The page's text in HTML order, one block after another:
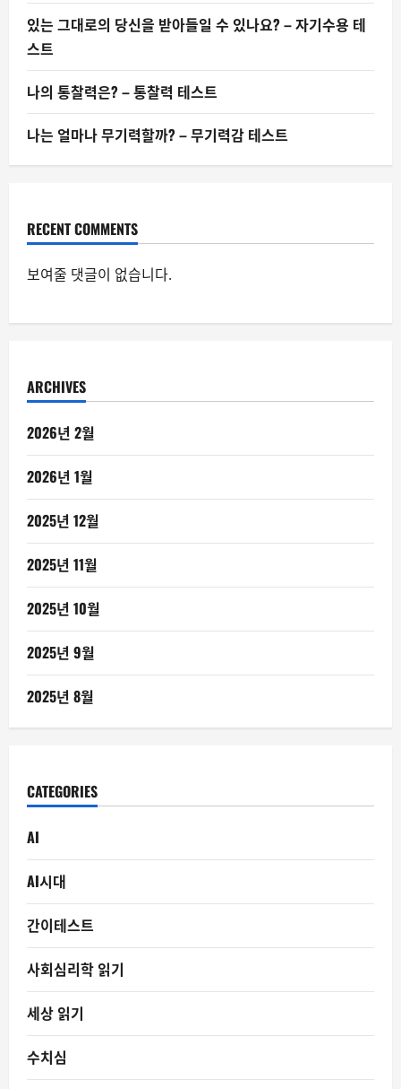
있는 그대로의 당신을 받아들일 수 있나요? – 자기수용 테
스트
나의 통찰력은? – 통찰력 테스트
나는 얼마나 무기력할까? – 무기력감 테스트
RECENT COMMENTS
보여줄 댓글이 없습니다.
ARCHIVES
2026년 2월
2026년 1월
2025년 12월
2025년 11월
2025년 10월
2025년 9월
2025년 8월
CATEGORIES
AI
AI시대
간이테스트
사회심리학 읽기
세상 읽기
수치심